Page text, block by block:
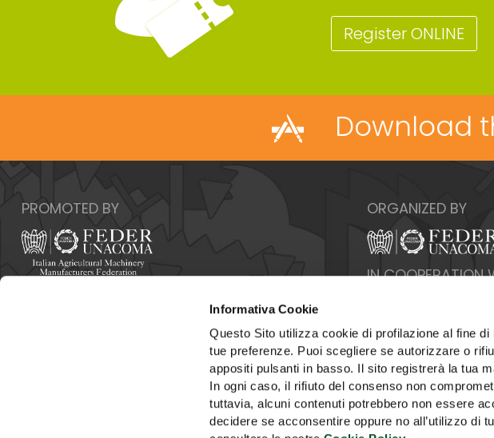
Informativa Cookie
Questo Sito utilizza cookie di profilazione al fine
tue preferenze. Puoi scegliere se autorizzare o
appositi pulsanti in basso. Il sito registrerà la tua
In ogni caso, il rifiuto del consenso non
tuttavia, alcuni contenuti potrebbero non essere
decidere se acconsentire oppure no all’utilizzo di
Register ONLINE
Download
PROMOTED BY
Phone: +39 06432981 - Fax: +39 064076370
ORGANIZED BY
IN COOPERATION